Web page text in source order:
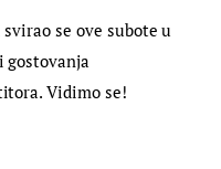
se ove subote u
gostovanja
Vidimo se!